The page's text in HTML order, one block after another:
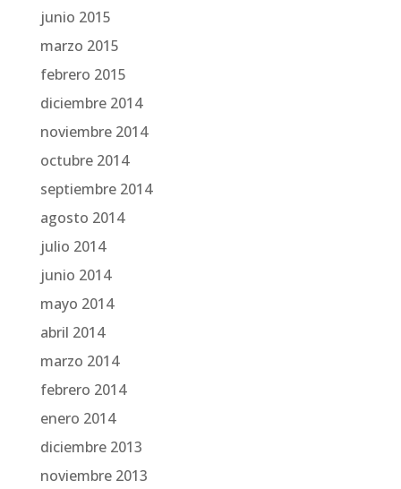
junio 2015
marzo 2015
febrero 2015
diciembre 2014
noviembre 2014
octubre 2014
septiembre 2014
agosto 2014
julio 2014
junio 2014
mayo 2014
abril 2014
marzo 2014
febrero 2014
enero 2014
diciembre 2013
noviembre 2013